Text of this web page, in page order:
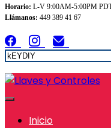
Horario: L-V 9:00AM-5:00PM
Llámanos: 449 389 41 67
Inicio